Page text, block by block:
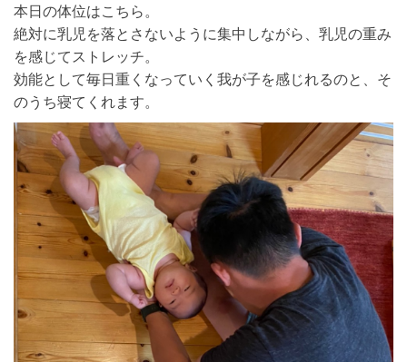
本日の体位はこちら。
絶対に乳児を落とさないように集中しながら、乳児の重み
を感じてストレッチ。
効能として毎日重くなっていく我が子を感じれるのと、そ
のうち寝てくれます。